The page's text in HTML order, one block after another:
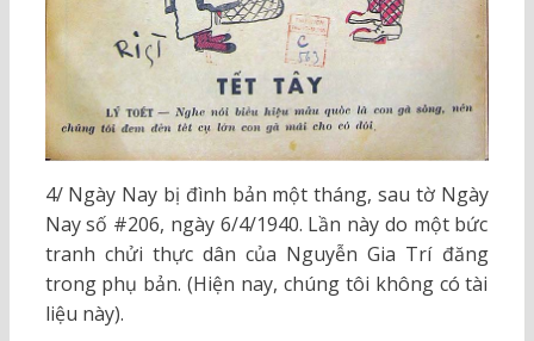
4/ Ngày Nay bị đình bản một tháng, sau tờ Ngày
Nay số #206, ngày 6/4/1940. Lần này do một bức
tranh chửi thực dân của Nguyễn Gia Trí đăng
trong phụ bản. (Hiện nay, chúng tôi không có tài
liệu này).